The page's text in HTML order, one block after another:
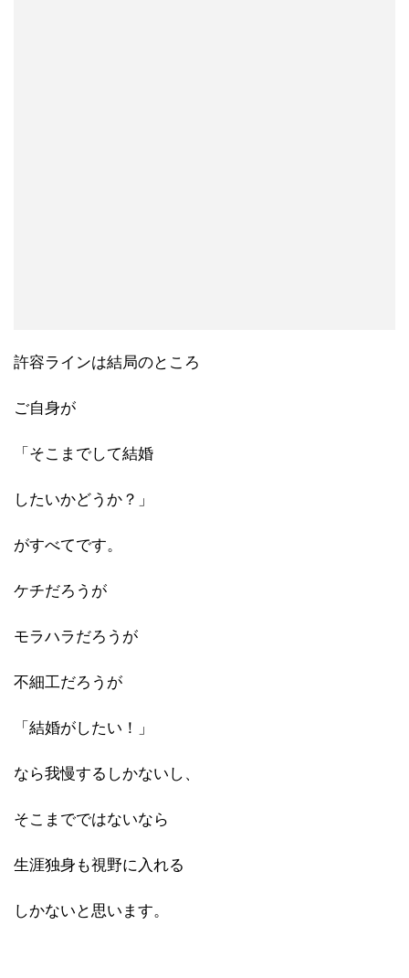
許容ラインは結局のところ
ご自身が
「そこまでして結婚
したいかどうか？」
がすべてです。
ケチだろうが
モラハラだろうが
不細工だろうが
「結婚がしたい！」
なら我慢するしかないし、
そこまでではないなら
生涯独身も視野に入れる
しかないと思います。